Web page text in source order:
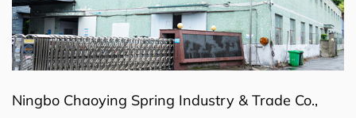
Ningbo Chaoying Spring Industry & Trade Co.,